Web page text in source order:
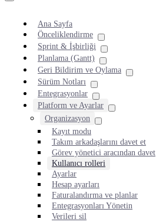
Ana Sayfa
Önceliklendirme
Sprint & İşbirliği
Planlama (Gantt)
Geri Bildirim ve Oylama
Sürüm Notları
Entegrasyonlar
Platform ve Ayarlar
Organizasyon
Kayıt modu
Takım arkadaşlarını davet et
Görev yönetici aracından davet
Kullanıcı rolleri
Ayarlar
Hesap ayarları
Faturalandırma ve planlar
Entegrasyonları Yönetin
Verileri sil